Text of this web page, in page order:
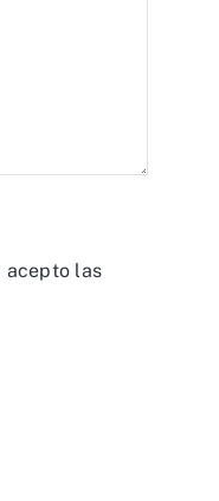
acepto las